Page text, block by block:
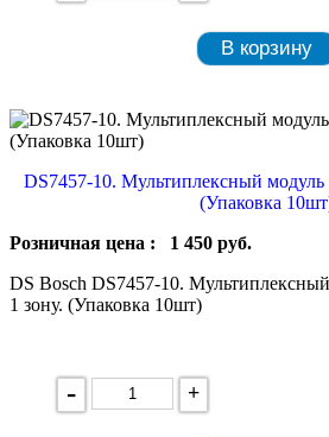
В корзину
DS7457-10. Мультиплексный модуль
(Упаковка
Розничная цена : 1 450 руб.
DS Bosch DS7457-10.
1 зону. (Упаковка 10шт)
- +